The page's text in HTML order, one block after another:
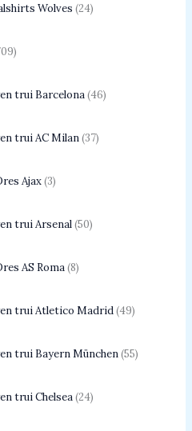
Wolves 24
trui Barcelona 46
trui AC Milan 37
Ajax 3
trui Arsenal 50
AS Roma 8
trui Atletico Madrid 49
trui Bayern München 55
trui Chelsea 24